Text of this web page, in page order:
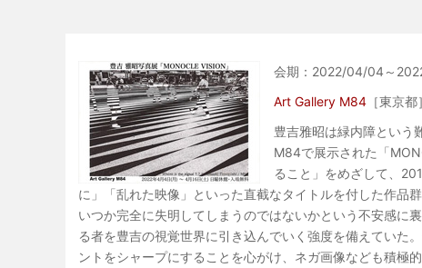
会期：2022/04/04～
Art Gallery M84 ［東京都］
豊吉雅昭は緑内障という
M84で展示された「
ること」をめざして、
に」「乱れた映像」といった直截なタイトルを付した作品
いつか完全に失明してしまうのではないかという不安感に
る者を豊吉の視覚世界に引き込んでいく強度を備えていた
ントをシャープにすることを心がけ、ネガ画像なども積極